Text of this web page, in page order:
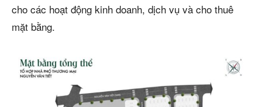
cho các hoạt động kinh doanh, dịch vụ và cho thuê
mặt bằng.